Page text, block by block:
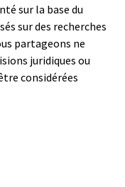
sur la base du
sur des recherches
partageons ne
juridiques ou
considérées